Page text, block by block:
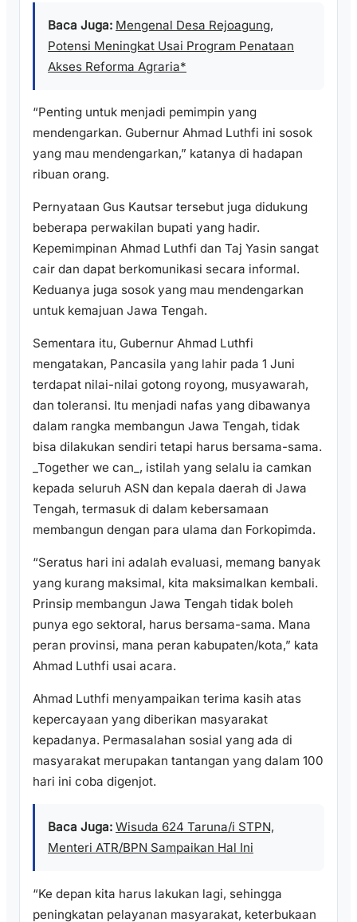
Baca Juga: Mengenal Desa Rejoagung,
Potensi Meningkat Usai Program Penataan
Akses Reforma Agraria*
“Penting untuk menjadi pemimpin yang
mendengarkan. Gubernur Ahmad Luthfi ini sosok
yang mau mendengarkan,” katanya di hadapan
ribuan orang.
Pernyataan Gus Kautsar tersebut juga didukung
beberapa perwakilan bupati yang hadir.
Kepemimpinan Ahmad Luthfi dan Taj Yasin sangat
cair dan dapat berkomunikasi secara informal.
Keduanya juga sosok yang mau mendengarkan
untuk kemajuan Jawa Tengah.
Sementara itu, Gubernur Ahmad Luthfi
mengatakan, Pancasila yang lahir pada 1 Juni
terdapat nilai-nilai gotong royong, musyawarah,
dan toleransi. Itu menjadi nafas yang dibawanya
dalam rangka membangun Jawa Tengah, tidak
bisa dilakukan sendiri tetapi harus bersama-sama.
_Together we can_, istilah yang selalu ia camkan
kepada seluruh ASN dan kepala daerah di Jawa
Tengah, termasuk di dalam kebersamaan
membangun dengan para ulama dan Forkopimda.
“Seratus hari ini adalah evaluasi, memang banyak
yang kurang maksimal, kita maksimalkan kembali.
Prinsip membangun Jawa Tengah tidak boleh
punya ego sektoral, harus bersama-sama. Mana
peran provinsi, mana peran kabupaten/kota,” kata
Ahmad Luthfi usai acara.
Ahmad Luthfi menyampaikan terima kasih atas
kepercayaan yang diberikan masyarakat
kepadanya. Permasalahan sosial yang ada di
masyarakat merupakan tantangan yang dalam 100
hari ini coba digenjot.
Baca Juga: Wisuda 624 Taruna/i STPN,
Menteri ATR/BPN Sampaikan Hal Ini
“Ke depan kita harus lakukan lagi, sehingga
peningkatan pelayanan masyarakat, keterbukaan